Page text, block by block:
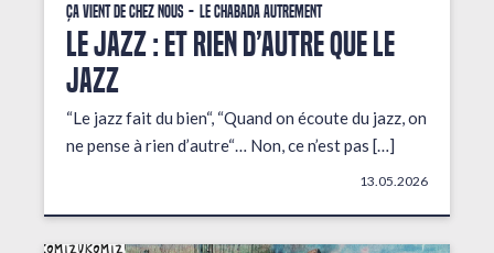
Ça vient de chez nous Le Chabada autrement
LE JAZZ : ET RIEN D’AUTRE QUE LE
JAZZ
“Le jazz fait du bien“, “Quand on écoute du jazz, on
ne pense à rien d’autre“… Non, ce n’est pas […]
13.05.2026